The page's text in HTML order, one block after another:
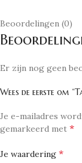
Beoordelingen (0)
Er zijn nog geen
Wees de eerste om
Je e-mailadres
gemarkeerd met *
Je waardering *